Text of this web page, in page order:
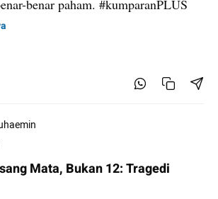
benar paham. #kumparanPLUS
Mata, Bukan 12: Tragedi